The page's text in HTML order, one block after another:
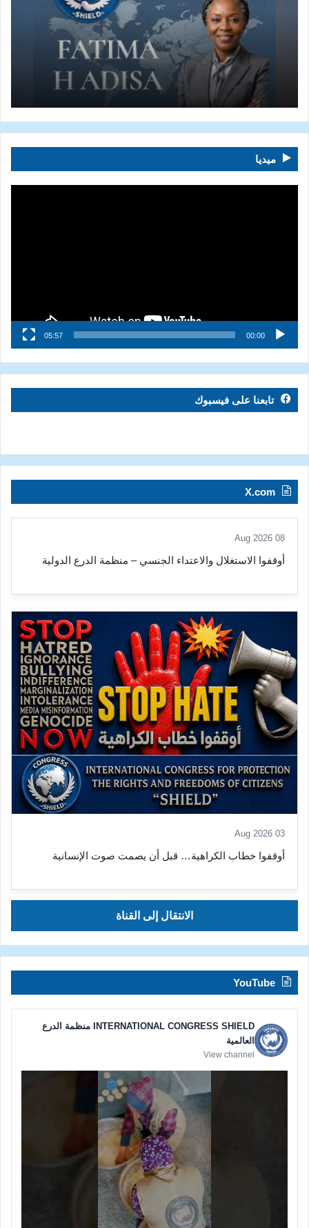
ميديا
00:00
05:57
تابعنا على فيسبوك
X.com
08 Aug 2026
أوقفوا الاستغلال والاعتداء الجنسي – منظمة الدرع الدولية
أوقفوا خطاب الكراهية… قبل أن يصمت صوت الإنسانية
الانتقال إلى القناة